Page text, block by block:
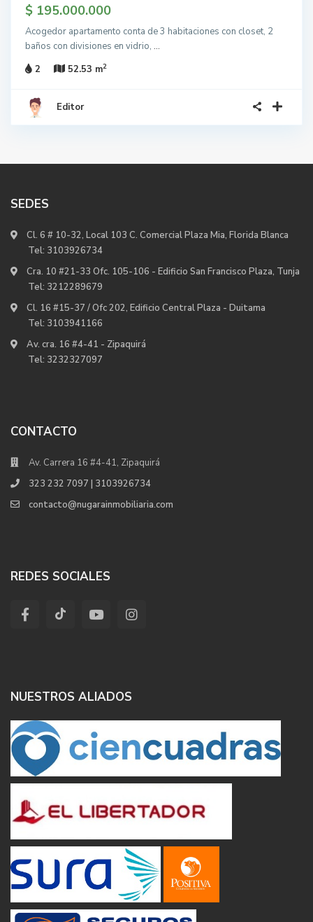
$ 195.000.000
Acogedor apartamento conta de 3 habitaciones con closet, 2
baños con divisiones en vidrio, ...
2
52.53 m2
Editor
SEDES
Cl. 6 # 10-32, Local 103 C. Comercial Plaza Mia, Florida Blanca
Tel: 3103926734
Cra. 10 #21-33 Ofc. 105-106 - Edificio San Francisco Plaza, Tunja
Tel: 3212289679
Cl. 16 #15-37 / Ofc 202, Edificio Central Plaza - Duitama
Tel: 3103941166
Av. cra. 16 #4-41 - Zipaquirá
Tel: 3232327097
CONTACTO
Av. Carrera 16 #4-41, Zipaquirá
323 232 7097 | 3103926734
contacto@nugarainmobiliaria.com
REDES SOCIALES
NUESTROS ALIADOS